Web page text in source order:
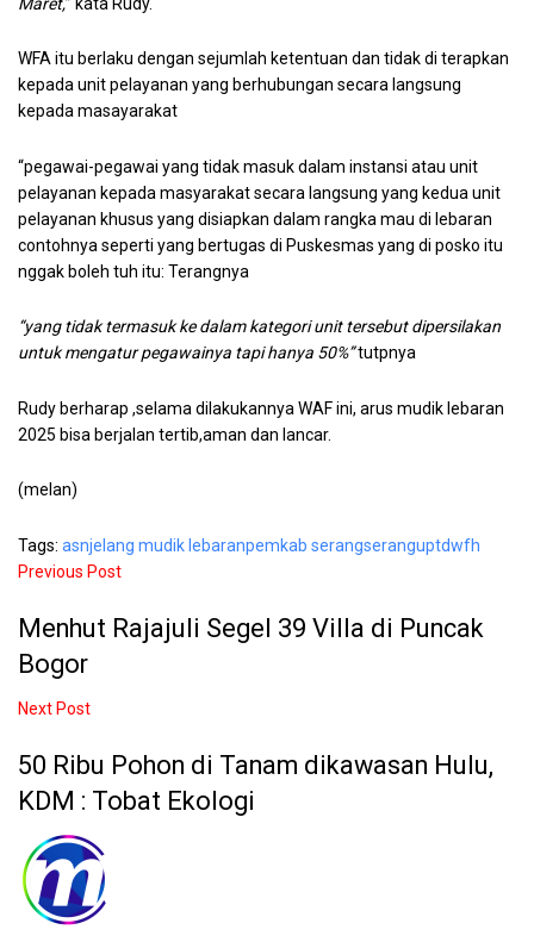
WFA itu berlaku dengan sejumlah ketentuan dan tidak di terapkan
kepada unit pelayanan yang berhubungan secara langsung
kepada masayarakat
“pegawai-pegawai yang tidak masuk dalam instansi atau unit
pelayanan kepada masyarakat secara langsung yang kedua unit
pelayanan khusus yang disiapkan dalam rangka mau di lebaran
contohnya seperti yang bertugas di Puskesmas yang di posko itu
nggak boleh tuh itu: Terangnya
“yang tidak termasuk ke dalam kategori unit tersebut dipersilakan
untuk mengatur pegawainya tapi hanya 50%”tutpnya
Rudy berharap ,selama dilakukannya WAF ini, arus mudik lebaran
2025 bisa berjalan tertib,aman dan lancar.
(melan)
Tags: asnjelang mudik lebaranpemkab serangseranguptdwfh
Previous Post
Menhut Rajajuli Segel 39 Villa di Puncak
Bogor
Next Post
50 Ribu Pohon di Tanam dikawasan Hulu,
KDM : Tobat Ekologi